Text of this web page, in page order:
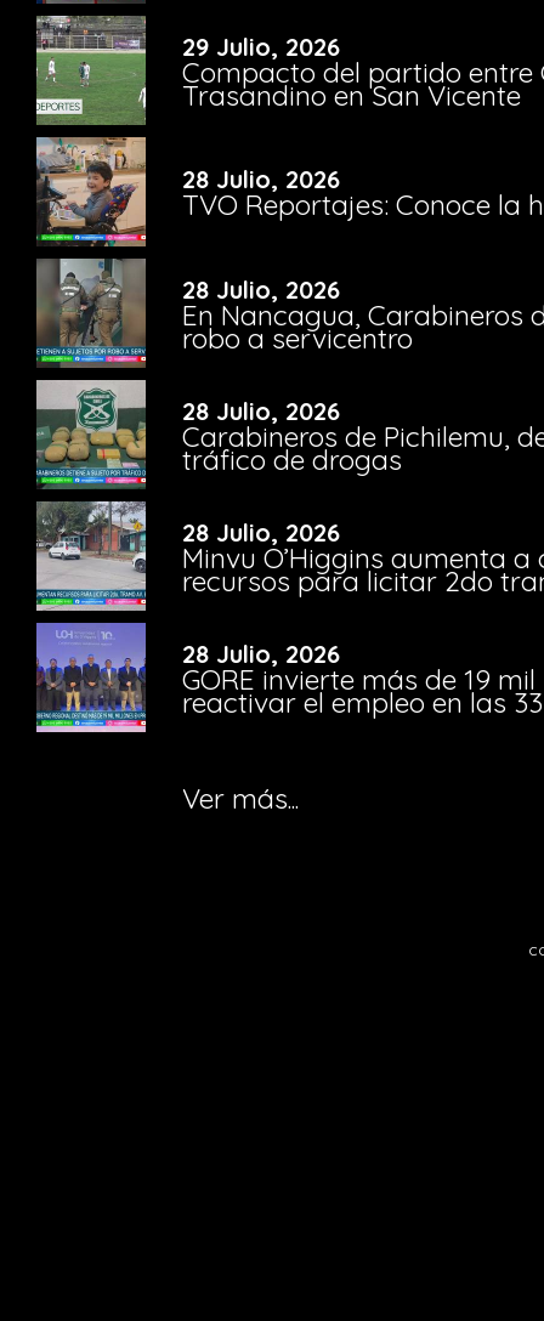
29 Julio, 2026
Compacto del partido entre
Trasandino en San Vicente
28 Julio, 2026
TVO Reportajes: Conoce la
28 Julio, 2026
En Nancagua, Carabineros
robo a servicentro
28 Julio, 2026
Carabineros de Pichilemu,
tráfico de drogas
28 Julio, 2026
Minvu O’Higgins aumenta a
recursos para licitar 2do
28 Julio, 2026
GORE invierte más de 19
reactivar el empleo en las
Ver más...